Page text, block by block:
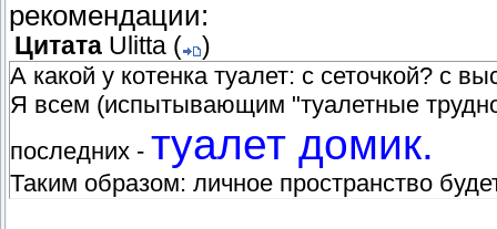
рекомендации:
Цитата Ulitta (
)
А какой у котенка туалет: с сеточкой? с
Я всем (испытывающим "туалетные
последних - туалет домик.
Таким образом: личное пространство